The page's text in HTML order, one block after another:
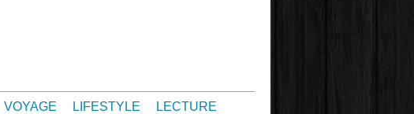
VOYAGE LIFESTYLE LECTURE